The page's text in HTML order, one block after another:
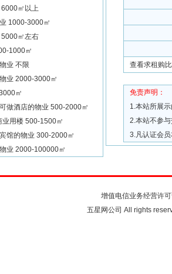
查看求租购
免责声明：
1.本站所展
2.本站不参
3.凡认证会
6000㎡以上
1000-3000㎡
5000㎡左右
1000㎡
业 不限
业 2000-3000㎡
㎡
做酒店的物业 500-2000㎡
业用楼 500-1500㎡
馆的物业 300-2000㎡
业 2000-100000㎡
增值电信业务经营许
五星网公司 All rights